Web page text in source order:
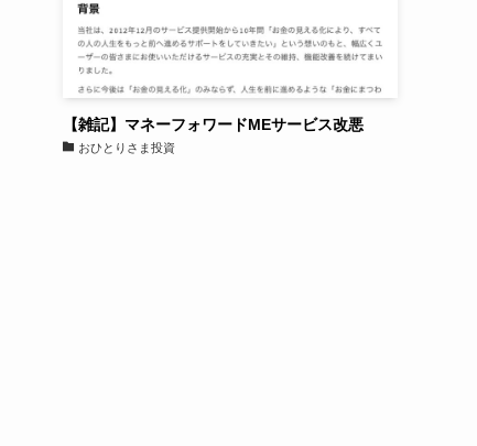
【雑記】マネーフォワードMEサービス改悪
おひとりさま投資